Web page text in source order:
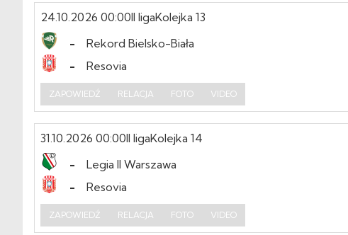
24.10.2026 00:00II ligaKolejka 13
-
Rekord Bielsko-Biała
-
Resovia
ZAPOWIEDŹ RELACJA FOTO VIDEO
31.10.2026 00:00II ligaKolejka 14
-
Legia II Warszawa
-
Resovia
ZAPOWIEDŹ RELACJA FOTO VIDEO